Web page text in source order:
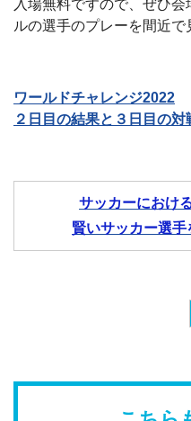
入場無料ですので、ぜひ
ルの選手のプレーを間近で
ワールドチャレンジ2022
２日目の結果と３日目の
サッカーにおけ
賢いサッカー選